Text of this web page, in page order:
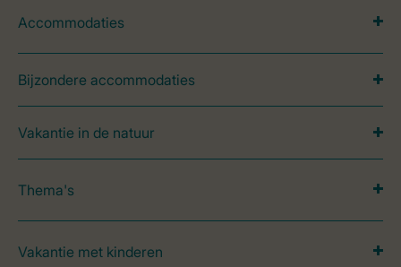
Accommodaties
Bijzondere accommodaties
Vakantie in de natuur
Thema's
Vakantie met kinderen